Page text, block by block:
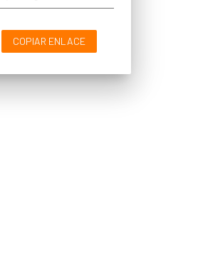
COPIAR ENLACE